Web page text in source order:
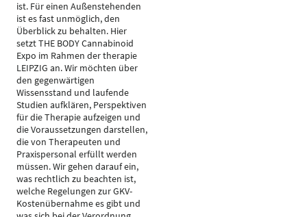
ist. Für einen Außenstehenden
ist es fast unmöglich, den
Überblick zu behalten. Hier
setzt THE BODY Cannabinoid
Expo im Rahmen der therapie
LEIPZIG an. Wir möchten über
den gegenwärtigen
Wissensstand und laufende
Studien aufklären, Perspektiven
für die Therapie aufzeigen und
die Voraussetzungen darstellen,
die von Therapeuten und
Praxispersonal erfüllt werden
müssen. Wir gehen darauf ein,
was rechtlich zu beachten ist,
welche Regelungen zur GKV-
Kostenübernahme es gibt und